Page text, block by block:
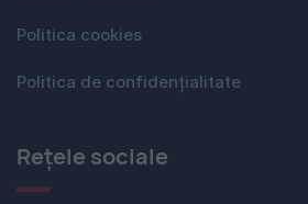
Politica cookies
Politica de confidențialitate
Rețele sociale